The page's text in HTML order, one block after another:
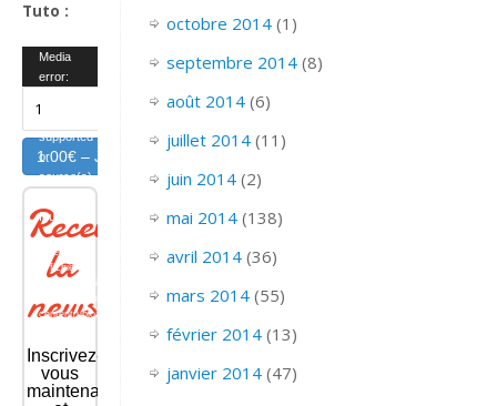
Tuto :
Lecteur
vidéo
Media
error:
not
supported
or
source(s)
found
Télécharger
le fichier:
content/uploads/2019/02/EXCEL_2013_VBA_IMPRESSION_INTERDITE_SI_ERREUR-
1.00€ – Je passe à l'action plus rapidement en achetant le fichier
Recevoir
la
newsletter
Inscrivez-
vous
maintenant
octobre 2014(1)
septembre 2014(8)
août 2014(6)
juillet 2014(11)
juin 2014(2)
mai 2014(138)
avril 2014(36)
mars 2014(55)
février 2014(13)
janvier 2014(47)